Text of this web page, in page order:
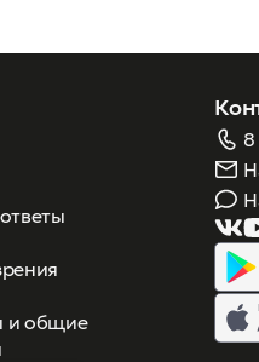
аспекты в
и общие